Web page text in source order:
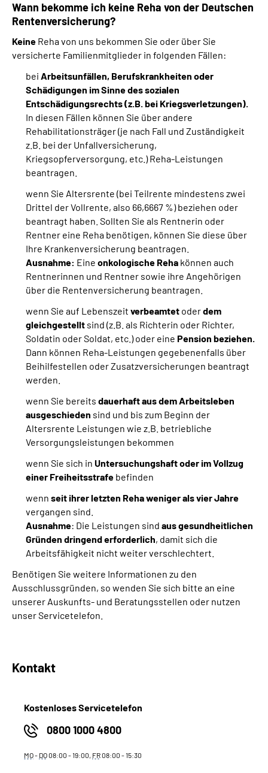
Wann bekomme ich keine Reha von der Deutschen
Rentenversicherung?
Keine Reha von uns bekommen Sie oder über Sie
versicherte Familienmitglieder in folgenden Fällen:
bei Arbeitsunfällen, Berufskrankheiten oder
Schädigungen im Sinne des sozialen
Entschädigungsrechts (z.B. bei Kriegsverletzungen).
In diesen Fällen können Sie über andere
Rehabilitationsträger (je nach Fall und Zuständigkeit
z.B. bei der Unfallversicherung,
Kriegsopferversorgung, etc.) Reha-Leistungen
beantragen.
wenn Sie Altersrente (bei Teilrente mindestens zwei
Drittel der Vollrente, also 66,6667 %) beziehen oder
beantragt haben. Sollten Sie als Rentnerin oder
Rentner eine Reha benötigen, können Sie diese über
Ihre Krankenversicherung beantragen.
Ausnahme: Eine onkologische Reha können auch
Rentnerinnen und Rentner sowie ihre Angehörigen
über die Rentenversicherung beantragen.
wenn Sie auf Lebenszeit verbeamtet oderdem
gleichgestellt sind (z.B. als Richterin oder Richter,
Soldatin oder Soldat, etc.) oder eine Pension beziehen.
Dann können Reha-Leistungen gegebenenfalls über
Beihilfestellen oder Zusatzversicherungen beantragt
werden.
wenn Sie bereits dauerhaft aus dem Arbeitsleben
ausgeschieden sind und bis zum Beginn der
Altersrente Leistungen wie z.B. betriebliche
Versorgungsleistungen bekommen
wenn Sie sich in Untersuchungshaft oder im Vollzug
einer Freiheitsstrafe befinden
wenn seit ihrer letzten Reha weniger als vier Jahre
vergangen sind.
Ausnahme: Die Leistungen sind aus gesundheitlichen
Gründen dringend erforderlich, damit sich die
Arbeitsfähigkeit nicht weiter verschlechtert.
Benötigen Sie weitere Informationen zu den
Ausschlussgründen, so wenden Sie sich bitte an eine
unserer Auskunfts- und Beratungsstellen oder nutzen
unser Servicetelefon.
Kontakt
Kostenloses Servicetelefon
0800 1000 4800
MO- DO08:00 - 19:00, FR08:00 - 15:30